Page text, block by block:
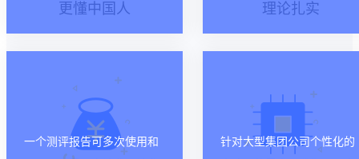
更懂中国人 理论扎实
一个测评报告可多次使用和
针对大型集团公司个性化的